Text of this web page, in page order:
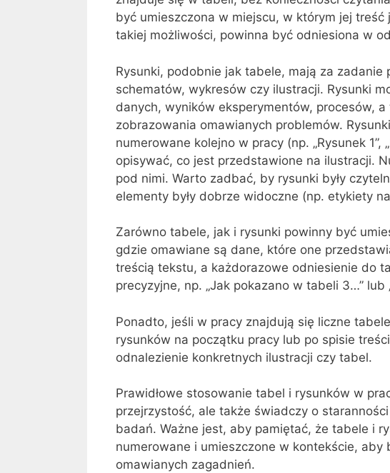
być umieszczona w miejscu, w którym jej
takiej możliwości, powinna być odniesiona w
Rysunki, podobnie jak tabele, mają za
schematów, wykresów czy ilustracji. Rysunki
danych, wyników eksperymentów, procesów,
zobrazowania omawianych problemów.
numerowane kolejno w pracy (np. „Rysunek 1”,
opisywać, co jest przedstawione na ilustracji.
pod nimi. Warto zadbać, by rysunki były
elementy były dobrze widoczne (np. etykiety
Zarówno tabele, jak i rysunki powinny być
gdzie omawiane są dane, które one
treścią tekstu, a każdorazowe odniesienie do
precyzyjne, np. „Jak pokazano w tabeli 3…”
Ponadto, jeśli w pracy znajdują się liczne
rysunków na początku pracy lub po spisie
odnalezienie konkretnych ilustracji czy tabel.
Prawidłowe stosowanie tabel i rysunków w
przejrzystość, ale także świadczy o
badań. Ważne jest, aby pamiętać, że tabele i
numerowane i umieszczone w kontekście, aby
omawianych zagadnień.